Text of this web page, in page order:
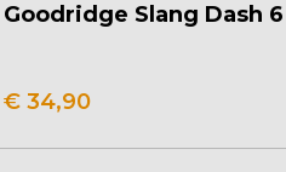
Goodridge Slang Dash 6
€34,90